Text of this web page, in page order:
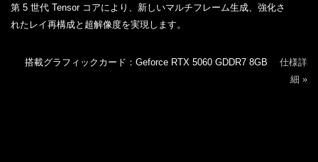
第 5 世代 Tensor コアにより、新しいマルチフレーム生成、強化さ
れたレイ再構成と超解像度を実現します。
搭載グラフィックカード：Geforce RTX 5060 GDDR7 8GB 仕様詳
細 »